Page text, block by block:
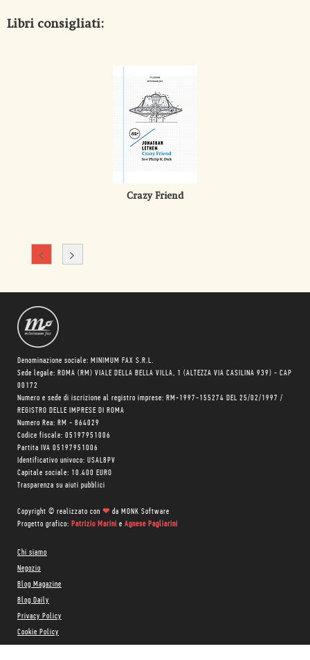
Libri consigliati:
Crazy Friend
Denominazione sociale: MINIMUM FAX S.R.L.
Sede legale: ROMA (RM) VIALE DELLA BELLA VILLA, 1 (ALTEZZA VIA CASILINA 939) - CAP
00172
Numero e sede di iscrizione al registro imprese: RM-1997-155274 DEL 25/02/1997 /
REGISTRO DELLE IMPRESE DI ROMA
Numero Rea: RM - 864029
Codice fiscale: 05197951006
Partita IVA 05197951006
Identificativo univoco: USAL8PV
Capitale sociale: 10.400 EURO
Trasparenza su aiuti pubblici
Copyright © realizzato con ❤ da MONK Software
Progetto grafico: Patrizio Marini e Agnese Pagliarini
Chi siamo
Negozio
Blog Magazine
Blog Daily
Privacy Policy
Cookie Policy